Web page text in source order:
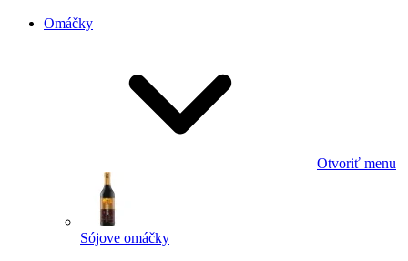
Omáčky
Otvoriť menu
Sójove omáčky